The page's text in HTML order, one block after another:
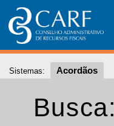
Sistemas: Acordãos
Busca: